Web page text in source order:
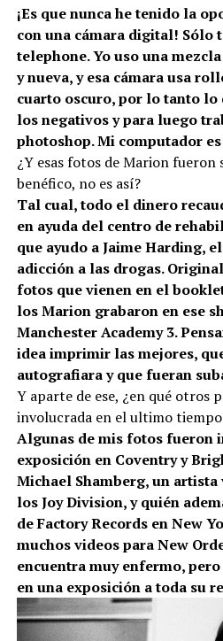
¡Es que nunca he tenido la
con una cámara digital! Sólo
telephone. Yo uso una
y nueva, y esa cámara usa
cuarto oscuro, por lo tanto lo
los negativos y para luego
photoshop. Mi computador
¿Y esas fotos de Marion fueron
benéfico, no es así?
Tal cual, todo el dinero
en ayuda del centro de
que ayudo a Jaime Harding,
adicción a las drogas.
fotos que vienen en el
los Marion grabaron en ese
Manchester Academy 3.
idea imprimir las mejores,
autografiara y que fueran
Y aparte de ese, ¿en qué otros
involucrada en el ultimo
Algunas de mis fotos fueron
exposición en Coventry y
Michael Shamberg, un artista
los Joy Division, y quién
de Factory Records en New
muchos videos para New
encuentra muy enfermo,
en una exposición a toda su